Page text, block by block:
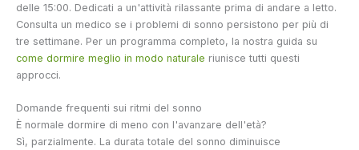
delle 15:00. Dedicati a un'attività rilassante prima di andare a letto.
Consulta un medico se i problemi di sonno persistono per più di
tre settimane. Per un programma completo, la nostra guida su
come dormire meglio in modo naturale riunisce tutti questi
approcci.
Domande frequenti sui ritmi del sonno
È normale dormire di meno con l'avanzare dell'età?
Sì, parzialmente. La durata totale del sonno diminuisce